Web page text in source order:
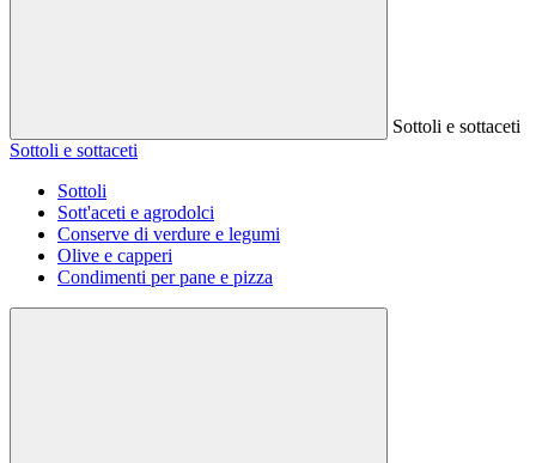
Sottoli e sottaceti
Sottoli e sottaceti
Sottoli
Sott'aceti e agrodolci
Conserve di verdure e legumi
Olive e capperi
Condimenti per pane e pizza